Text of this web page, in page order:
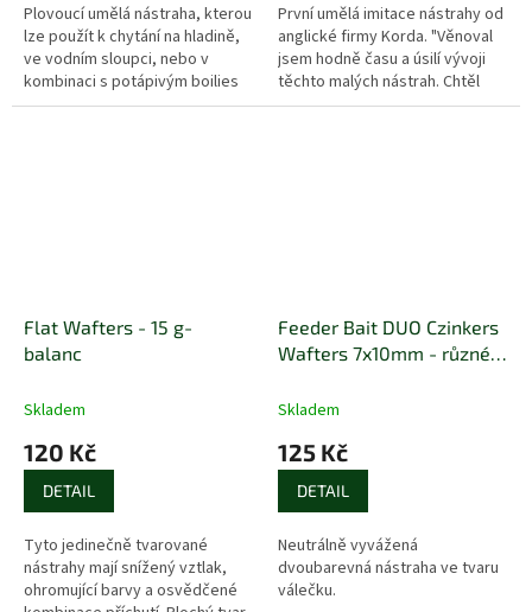
Plovoucí umělá nástraha, kterou
lze použít k chytání na hladině,
ve vodním sloupci, nebo v
kombinaci s potápivým boilies
na panáčka.
První umělá imitace nástrahy od
anglické firmy Korda. "Věnoval
jsem hodně času a úsilí vývoji
těchto malých nástrah. Chtěl
jsem, aby se s nimi daly pokrýt
Flat Wafters - 15 g-
balanc
Skladem
120 Kč
DETAIL
Tyto jedinečně tvarované
nástrahy mají snížený vztlak,
ohromující barvy a osvědčené
Feeder Bait DUO Czinkers
Wafters 7x10mm - různé
Skladem
125 Kč
DETAIL
Neutrálně vyvážená
dvoubarevná nástraha ve tvaru
válečku.